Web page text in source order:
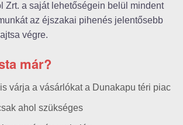
Zrt. a saját lehetőségein belül mindent
az éjszakai pihenés jelentősebb
végre.
már?
várja a vásárlókat a Dunakapu téri piac
ahol szükséges